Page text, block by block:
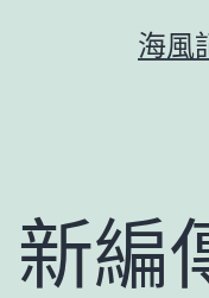
海風
新編